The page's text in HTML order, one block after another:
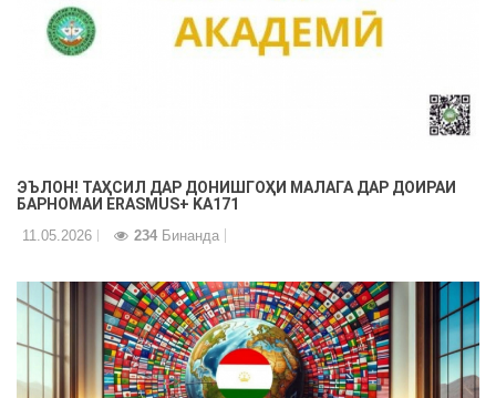
ЭЪЛОН! ТАҲСИЛ ДАР ДОНИШГОҲИ МАЛАГА ДАР ДОИРАИ
БАРНОМАИ ERASMUS+ KA171
11.05.2026 234 Бинанда